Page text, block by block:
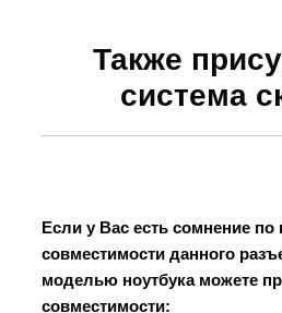
Также
система
Если у Вас есть сомнение по
совместимости данного
моделью ноутбука можете
совместимости: